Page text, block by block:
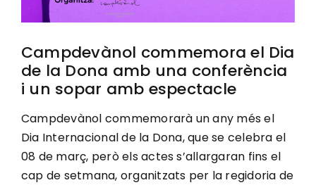
Campdevànol commemora el Dia
de la Dona amb una conferència
i un sopar amb espectacle
Campdevànol commemorarà un any més el
Dia Internacional de la Dona, que se celebra el
08 de març, però els actes s’allargaran fins el
cap de setmana, organitzats per la regidoria de